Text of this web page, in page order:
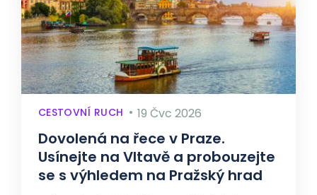
CESTOVNÍ RUCH 19 Čvc 2026
Dovolená na řece v Praze.
Usínejte na Vltavě a probouzejte
se s výhledem na Pražský hrad